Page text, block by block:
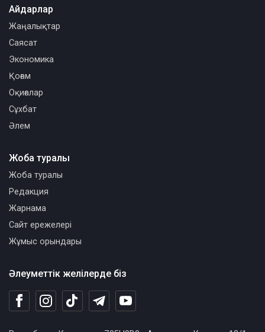
Әлеуметтік желілерде біз
Айдарлар
Жаңалықтар
Саясат
Экономика
Қоғам
Оқиғалар
Сұхбат
Әлем
Жоба туралы
Жоба туралы
Редакция
Жарнама
Сайт ережелері
Жұмыс орындары